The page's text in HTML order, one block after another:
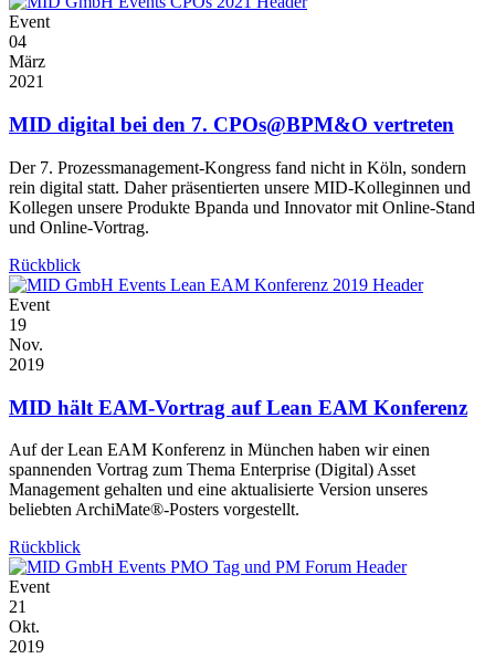
Event
04
März
2021
MID digital bei den 7. CPOs@BPM&O vertreten
Der 7. Prozessmanagement-Kongress fand nicht in Köln, sondern
rein digital statt. Daher präsentierten unsere MID-Kolleginnen und
Kollegen unsere Produkte Bpanda und Innovator mit Online-Stand
und Online-Vortrag.
Rückblick
Event
19
Nov.
2019
MID hält EAM-Vortrag auf Lean EAM Konferenz
Auf der Lean EAM Konferenz in München haben wir einen
spannenden Vortrag zum Thema Enterprise (Digital) Asset
Management gehalten und eine aktualisierte Version unseres
beliebten ArchiMate®-Posters vorgestellt.
Rückblick
Event
21
Okt.
2019